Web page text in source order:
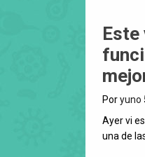
Este
Poryuno
Ayer vi
una de